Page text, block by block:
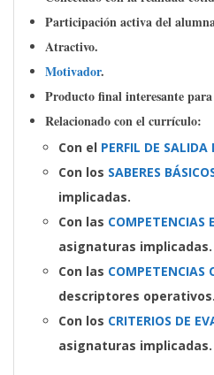
Participación activa del
Atractivo.
Motivador.
Producto final interesante
Relacionado con el currículo:
Con el PERFIL DE
Con los SABERES
implicadas.
Con las COMPETENCIAS
asignaturas implicadas.
Con las COMPETENCIAS
descriptores operativos.
Con los CRITERIOS DE
asignaturas implicadas.